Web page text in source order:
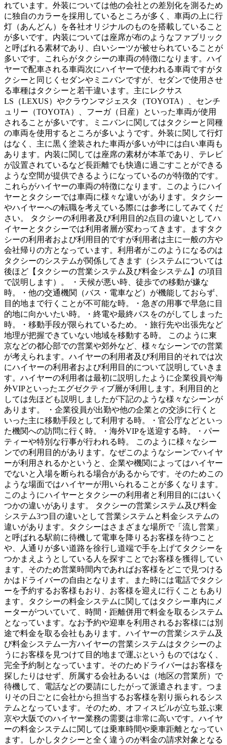
れています。外装については他の会社との差別化を測るため
に独自のカラーを採用しているところが多く、車両の上に行
灯（あんどん）を各社オリジナルのものを搭載していること
が多いです。内装については座席が布のようなファブリック
と呼ばれる素材であり、白いシーツが被せられていることが
多いです。これらがタクシーの車両の特徴になります。ハイ
ヤーで配車される車両次にハイヤーで使われる車両ですがタ
クシーと同じくセダンやミニバンですが、セダンで使用させ
る車種はタクシーと若干違います。主にレクサス
LS（LEXUS）やクラウンマジェスタ（TOYOTA）、センチ
ュリー（TOYOTA）、フーガ（日産）といった車両が使用
されることが多いです。ミニバンに関してはタクシーと同種
の車両を使用するところが多いようです。外装に関して行灯
はなく、主に黒く塗装された車両が多いが中には白い車両も
あります。内装に関しては座席の素材が本革であり、テレビ
が設置されているなど長距離でも快適に過ごすことができる
ような空間が提供できるようになっているのが特徴的です。
これらがハイヤーの車両の特徴になります。このようにハイ
ヤーとタクシーでは車両に様々な違いがあります。タクシー
やハイヤーへの転職を考えている際には参考にしてみてくだ
さい。 タクシーの利用者及び利用目的2点目の違いとしてハ
イヤーとタクシーでは利用者層が変わってきます。ますタク
シーの利用者および利用目的ですが利用者は主に一般の方や
会社帰りの方となっています。利用者がこのようになるのは
タクシーのシステムが関係してきます（システムについては
後ほど【タクシーの営業システム及び料金システム】の項目
で説明します）。 ・天候が悪い時、徒歩での移動が嫌な
時。・他の交通機関（バス・電車など）が機能しておらず、
目的地まで行くことが不可能な時。・急ぎの用事で早急に目
的地に向かいたい時。・終電や最終バスをのがしてしまった
時。・移動手段が限られているため。・旅行先や出張先など
地理が把握できていない地域を移動する時。 このように東
京などの都心部での営業や郊外など、様々なシーンでの営業
が考えられます。ハイヤーの利用者及び利用目的それでは次
にハイヤーの利用者および利用目的について説明していきま
す。ハイヤーの利用者は最初に説明したように企業役員や海
外VIPといったエグゼクティブ層が利用します。利用目的と
しては先ほども説明しましたが下記のような様々なシーンが
あります。 ・企業役員が出勤や他の企業との交渉に行くと
いった主に移動手段として利用する時。・官公庁などといっ
た機関への訪問に行く時。・海外VIPを送迎する時。・パー
ティーや特別な行事が行われる時。 このように様々なシー
ンでの利用目的があります。なぜこのようなシーンでハイヤ
ーが利用されるかというと、企業や機関によってはハイヤー
でないと入場を断られる場合があるからです。そのためこの
ような場面ではハイヤーが用いられることが多くなります。
このようにハイヤーとタクシーの利用者と利用目的にはいく
つかの違いがあります。 タクシーの営業システム及び料金
システム3つ目の違いとして営業システムと料金システムの
違いがあります。タクシーはさまざまな場所で「流し営業」
と呼ばれる駅前に待機して電車を降りるお客様を待つこと
や、人通りが多い道路を徐行し道端で手を上げてタクシーを
つかまえようとしている人を探すことでお客様を獲得してい
ます。そのため営業時間内であればお客様をどこで見つける
かはドライバーの自由となります。また時には電話でタクシ
ーを予約するお客様もおり、お客様を迎えに行くこともあり
ます。タクシーの料金システムに関してはタクシー車内にメ
ーターがついていて、時間・距離併用で料金を取るシステム
となっています。なお予約や迎車を利用されるお客様には別
途で料金を取る会社もあります。ハイヤーの営業システム及
び料金システム一方ハイヤーの営業システムはタクシーのよ
うにお客様を見つけて目的地まで運ぶというものではなく、
完全予約制となっています。そのためドライバーはお客様を
探したりはせず、所属する会社あるいは（地区の営業所）で
待機して、電話などの要請にしたがって派遣されます。つま
りその日ごとに会社から担当するお客様を割り振られるシス
テムとなっています。そのため、オフィスビルが立ち並ぶ東
京や大阪でのハイヤー業務の需要は非常に高いです。ハイヤ
ーの料金システムに関しては乗車時間や乗車距離となってい
ます。しかしタクシーと全く違うのが料金の請求対象となる